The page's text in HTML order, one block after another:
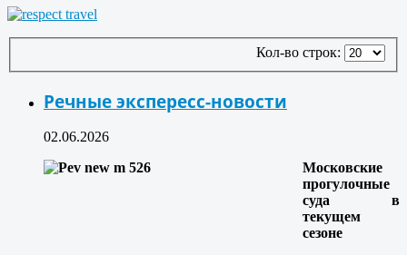
Кол-во строк:
Речные экспересс-новости
02.06.2026
Московские
прогулочные
суда в
текущем
сезоне